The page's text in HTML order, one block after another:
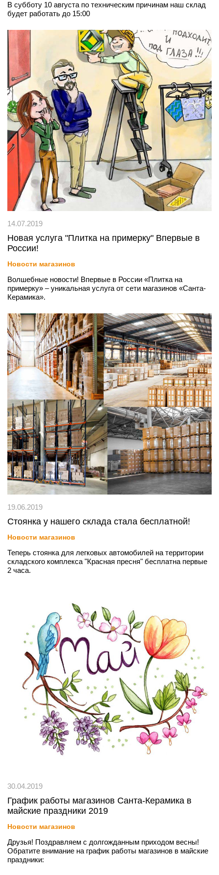
В субботу 10 августа по техническим причинам наш склад
будет работать до 15:00
14.07.2019
Новая услуга "Плитка на примерку" Впервые в
России!
Новости магазинов
Волшебные новости! Впервые в России «Плитка на
примерку» – уникальная услуга от сети магазинов «Санта-
Керамика».
19.06.2019
Стоянка у нашего склада стала бесплатной!
Новости магазинов
Теперь стоянка для легковых автомобилей на территории
складского комплекса "Красная пресня" бесплатна первые
2 часа.
30.04.2019
График работы магазинов Санта-Керамика в
майские праздники 2019
Новости магазинов
Друзья! Поздравляем с долгожданным приходом весны!
Обратите внимание на график работы магазинов в майские
праздники: